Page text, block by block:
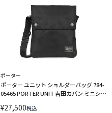
ポーター
ポーター ユニット ショルダーバッグ 784-
05465 PORTER UNIT 吉田カバン ミニショ
¥27,500税込